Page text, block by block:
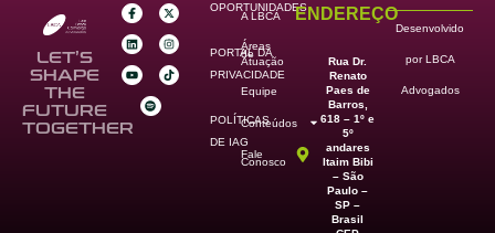
LET’S
SHAPE
THE
FUTURE
TOGETHER
OPORTUNIDADES
PORTAL DA
PRIVACIDADE
POLÍTICAS
DE IAG
A LBCA
Áreas
de
Atuação
Equipe
Conteúdos
Fale
Conosco
ENDEREÇO
Rua Dr.
Renato
Paes de
Barros,
618 – 1º e
5º
andares
Itaim Bibi
– São
Paulo –
SP –
Brasil
Desenvolvido
por LBCA
Advogados